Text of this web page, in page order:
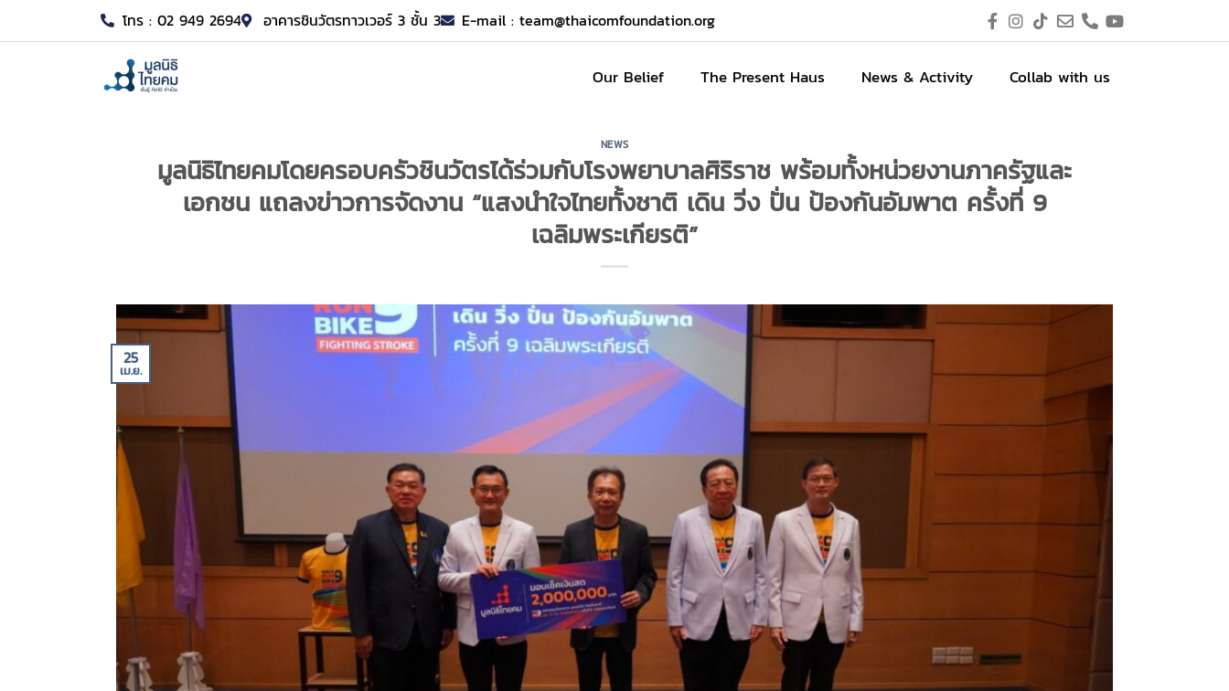
โทร : 02 949 2694 อาคารชินวัตรทาวเวอร์ 3 ชั้น 3 E-mail :team@thaicomfoundation.org
Our Belief The Present Haus News & Activity Collab with us
NEWS
มูลนิธิไทยคมโดยครอบครัวชินวัตรได้ร่วมกับโรงพยาบาลศิริราช พร้อมทั้งหน่วยงานภาครัฐและ
เอกชน แถลงข่าวการจัดงาน “แสงนำใจไทยทั้งชาติ เดิน วิ่ง ปั่น ป้องกันอัมพาต ครั้งที่ 9
เฉลิมพระเกียรติ”
25
เม.ย.